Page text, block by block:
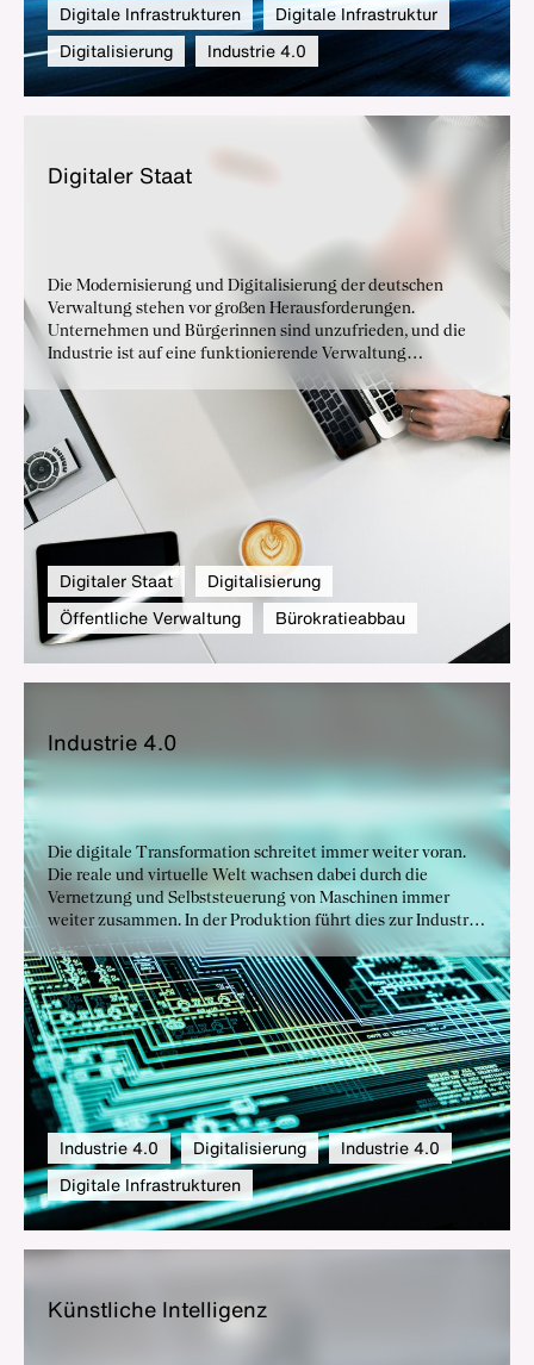
Digitale Infrastrukturen
Digitale Infrastruktur
Digitalisierung
Industrie 4.0
Di­gi­ta­ler Staat
Die Modernisierung und Digitalisierung der deutschen
Verwaltung stehen vor großen Herausforderungen.
Unternehmen und Bürgerinnen sind unzufrieden, und die
Industrie ist auf eine funktionierende Verwaltung
angewiesen. Die deutsche Industrie fordert konkrete
Maßnahmen, um die Verwaltungsmodernisierung
voranzutreiben.
Digitaler Staat
Digitalisierung
Öffentliche Verwaltung
Bürokratieabbau
In­dus­trie 4.0
Die digitale Transformation schreitet immer weiter voran.
Die reale und virtuelle Welt wachsen dabei durch die
Vernetzung und Selbststeuerung von Maschinen immer
weiter zusammen. In der Produktion führt dies zur Industrie
4.0 – der vierten industriellen Revolution. Dem
Industriestandort Deutschland bieten sich dadurch
vielfältige Chancen für mehr Wachstum und Wohlstand.
Industrie 4.0 Digitalisierung
Industrie 4.0
Digitale Infrastrukturen
Künst­li­che In­tel­li­genz